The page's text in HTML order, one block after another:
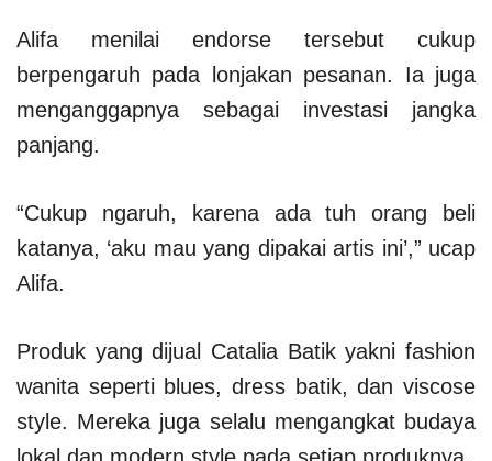
Alifa menilai endorse tersebut cukup
berpengaruh pada lonjakan pesanan. Ia juga
menganggapnya sebagai investasi jangka
panjang.
“Cukup ngaruh, karena ada tuh orang beli
katanya, ‘aku mau yang dipakai artis ini’,” ucap
Alifa.
Produk yang dijual Catalia Batik yakni fashion
wanita seperti blues, dress batik, dan viscose
style. Mereka juga selalu mengangkat budaya